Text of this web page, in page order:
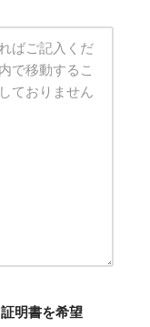
明書を希望